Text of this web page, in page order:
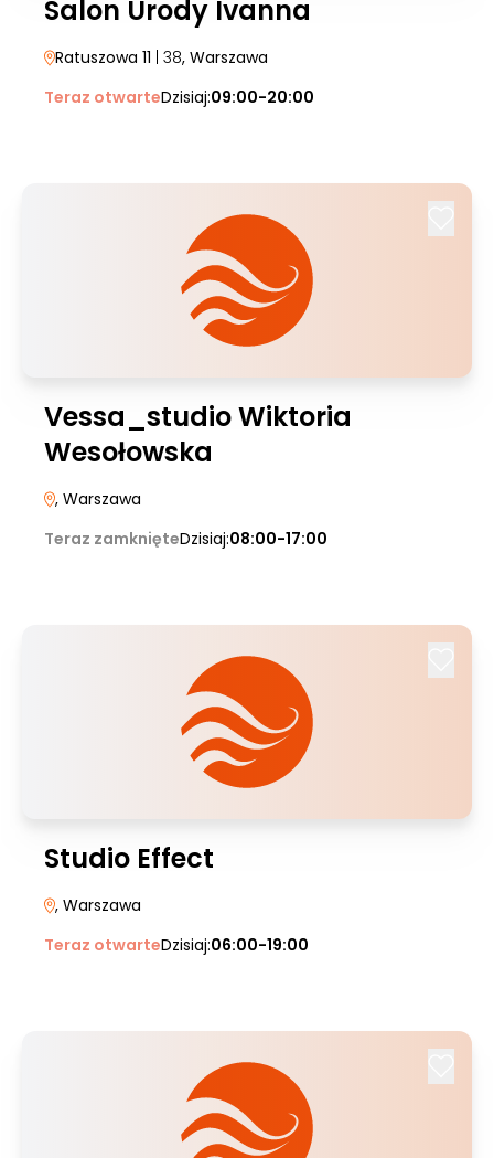
Salon Urody Ivanna
Ratuszowa 11 | 38, Warszawa
Teraz otwarteDzisiaj:09:00-20:00
Vessa_studio Wiktoria
Wesołowska
, Warszawa
Teraz zamknięteDzisiaj:08:00-17:00
Studio Effect
, Warszawa
Teraz otwarteDzisiaj:06:00-19:00